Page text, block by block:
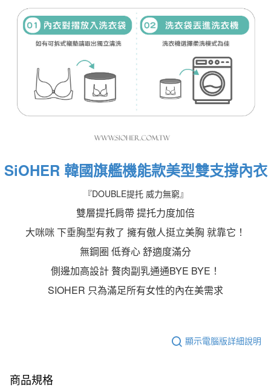
SiOHER 韓國旗艦機能款美型雙支撐內衣
『DOUBLE提托 威力無窮』
雙層提托肩帶 提托力度加倍
大咪咪 下垂胸型有救了 擁有傲人挺立美胸 就靠它！
無鋼圈 低脊心 舒適度滿分
側邊加高設計 贅肉副乳通通BYE BYE！
SIOHER 只為滿足所有女性的內在美需求
顯示電腦版詳細說明
商品規格